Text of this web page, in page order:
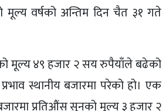
वर्षको अन्तिम दिन चैत ३१ गते
मूल्य ४९ हजार २ सय रुपैयाँले बढेको
स्थानीय बजारमा परेको हो। एक
प्रतिऔंस सुनको मूल्य ३ हजार २